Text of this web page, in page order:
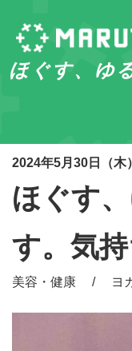
ほぐす、ゆ
2024年5月30日（木）
ほぐす
す。気
美容・健康 / ヨ